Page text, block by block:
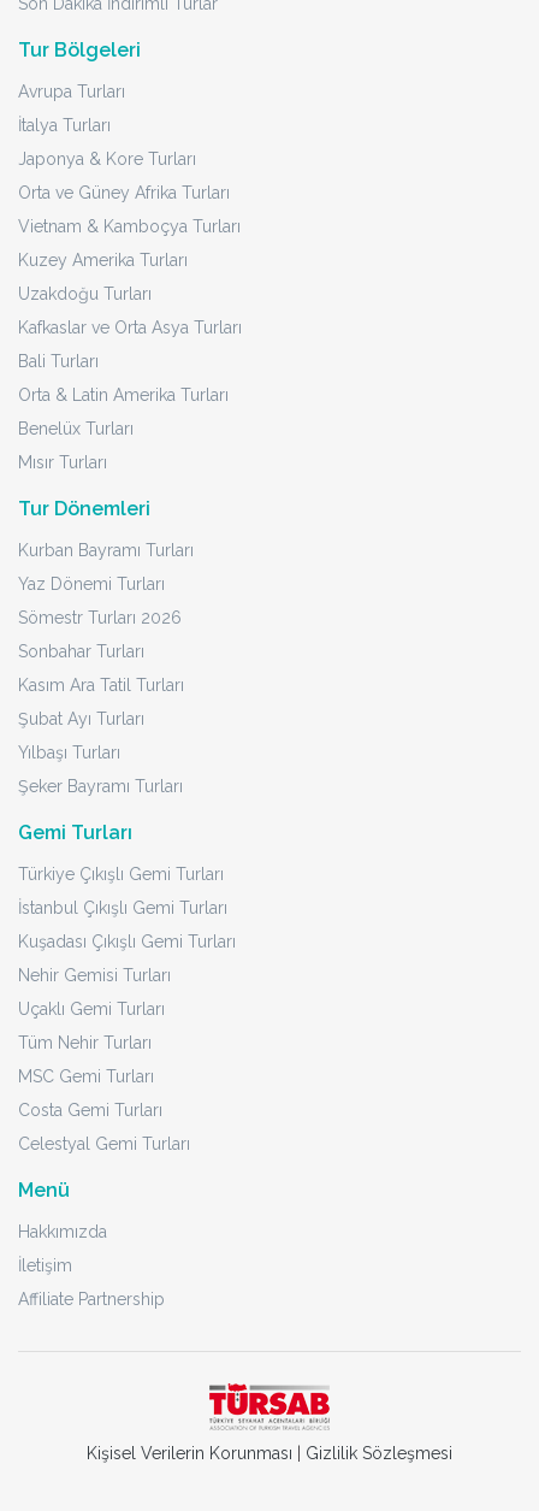
Tur Bölgeleri
Avrupa Turları
İtalya Turları
Japonya & Kore Turları
Orta ve Güney Afrika Turları
Vietnam & Kamboçya Turları
Kuzey Amerika Turları
Uzakdoğu Turları
Kafkaslar ve Orta Asya Turları
Bali Turları
Orta & Latin Amerika Turları
Benelüx Turları
Mısır Turları
Tur Dönemleri
Kurban Bayramı Turları
Yaz Dönemi Turları
Sömestr Turları 2026
Sonbahar Turları
Kasım Ara Tatil Turları
Şubat Ayı Turları
Yılbaşı Turları
Şeker Bayramı Turları
Gemi Turları
Türkiye Çıkışlı Gemi Turları
İstanbul Çıkışlı Gemi Turları
Kuşadası Çıkışlı Gemi Turları
Nehir Gemisi Turları
Uçaklı Gemi Turları
Tüm Nehir Turları
MSC Gemi Turları
Costa Gemi Turları
Celestyal Gemi Turları
Menü
Hakkımızda
İletişim
Affiliate Partnership
Kişisel Verilerin Korunması Gizlilik Sözleşmesi